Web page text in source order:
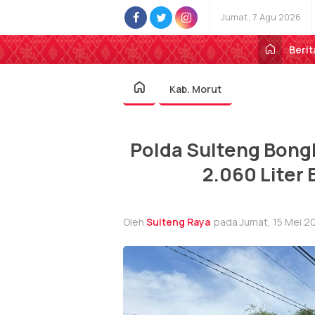
Jumat, 7 Agu 2026
Kab. Morut
Polda Sulteng
2.060 Liter
Oleh Sulteng Raya pada Jumat, 15 Mei